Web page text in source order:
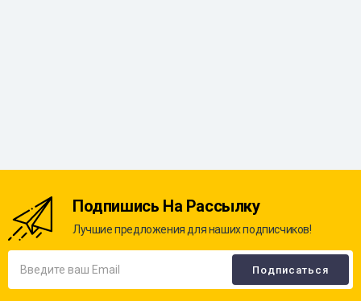
Подпишись На Рассылку
Лучшие предложения для наших подписчиков!